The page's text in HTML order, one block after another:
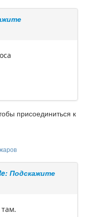
присоединиться к
Подскажите